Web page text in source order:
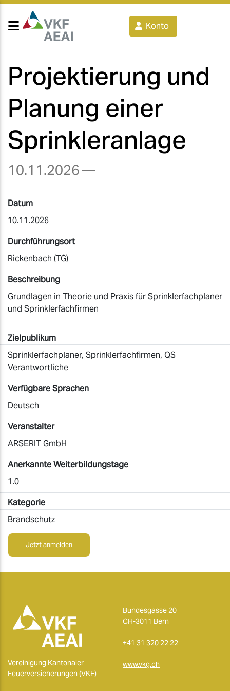
Konto
Projektierung und
Planung einer
Sprinkleranlage
10.11.2026—
Datum
10.11.2026
Durchführungsort
Rickenbach (TG)
Beschreibung
Grundlagen in Theorie und Praxis für Sprinklerfachplaner
und Sprinklerfachfirmen
Zielpublikum
Sprinklerfachplaner, Sprinklerfachfirmen, QS
Verantwortliche
Verfügbare Sprachen
Deutsch
Veranstalter
ARSERIT GmbH
Anerkannte Weiterbildungstage
1.0
Kategorie
Brandschutz
Jetzt anmelden
Vereinigung Kantonaler
Feuerversicherungen (VKF)
Bundesgasse 20
CH-3011 Bern
+41 31 320 22 22
www.vkg.ch